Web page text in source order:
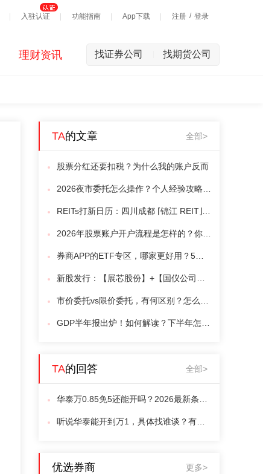
入驻认证 功能指南 App下载 注册 / 登录
理财资讯 找证券公司 找期货公司
TA的文章 全部>
股票分红还要扣税？为什么我的账户反而
TA的回答 全部>
优选券商 更多>